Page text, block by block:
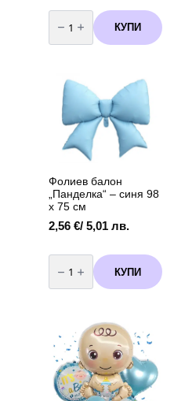
количество
за
Фолиев
балон
КУПИ
Фолиев балон
„Панделка“ – синя 98
х 75 см
2,56 €/ 5,01 лв.
количество
за
Фолиев
балон
75
см
КУПИ